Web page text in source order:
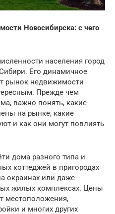
Новосибирска: с чего
населения город
Его динамичное
рынок недвижимости
Прежде чем
важно понять, какие
на рынке, какие
и как они могут повлиять
дома разного типа и
коттеджей в пригородах
окраинах или даже
жилых комплексах. Цены
местоположения,
и многих других